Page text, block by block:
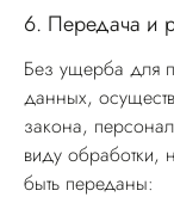
6. Передача и
Без ущерба для
данных,
закона,
виду обработки,
быть переданы: